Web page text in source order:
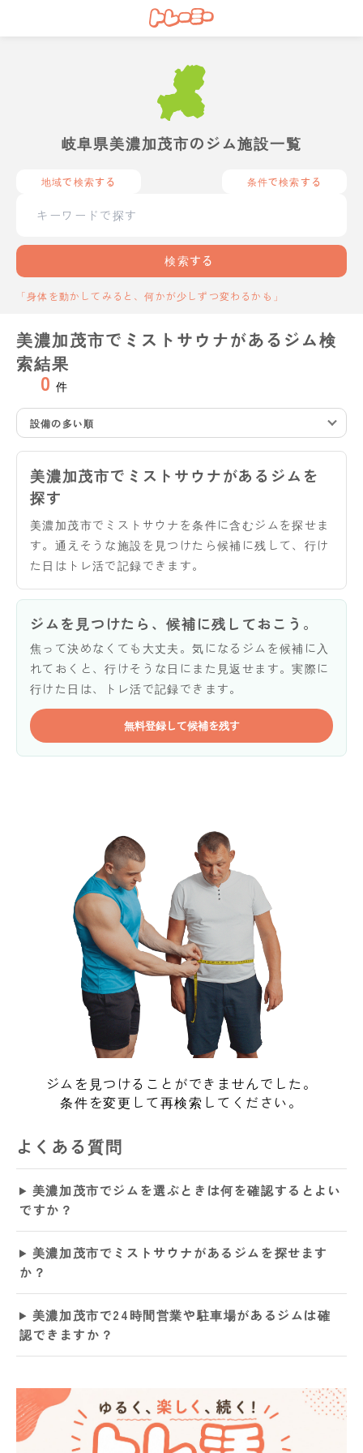
岐阜県美濃加茂市のジム施設一覧
地域で検索する 条件で検索する
検索する
「身体を動かしてみると、何かが少しずつ変わるかも」
美濃加茂市でミストサウナがあるジム検
索結果
0 件
設備の多い順
美濃加茂市でミストサウナがあるジムを
探す
美濃加茂市でミストサウナを条件に含むジムを探せま
す。通えそうな施設を見つけたら候補に残して、行け
た日はトレ活で記録できます。
ジムを見つけたら、候補に残しておこう。
焦って決めなくても大丈夫。気になるジムを候補に入
れておくと、行けそうな日にまた見返せます。実際に
行けた日は、トレ活で記録できます。
無料登録して候補を残す
ジムを見つけることができませんでした。
条件を変更して再検索してください。
よくある質問
美濃加茂市でジムを選ぶときは何を確認するとよい
ですか？
美濃加茂市でミストサウナがあるジムを探せます
か？
美濃加茂市で24時間営業や駐車場があるジムは確
認できますか？